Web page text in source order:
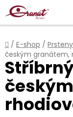
Přejít
na
obsah
Domů
/ E-shop / Prsteny
českým granátem,